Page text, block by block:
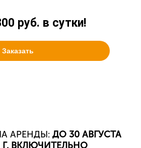
руб. в сутки!
Заказать
АРЕНДЫ: ДО 30 АВГУСТА
Г. ВКЛЮЧИТЕЛЬНО